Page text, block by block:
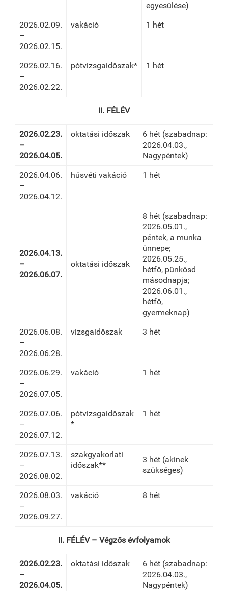
egyesülése)
2026.02.09.
–
2026.02.15.
vakáció 1 hét
2026.02.16.
–
2026.02.22.
pótvizsgaidőszak* 1 hét
II. FÉLÉV
2026.02.23.
–
2026.04.05.
oktatási időszak
6 hét (szabadnap:
2026.04.03.,
Nagypéntek)
2026.04.06.
–
2026.04.12.
húsvéti vakáció 1 hét
2026.04.13.
–
2026.06.07.
oktatási időszak
8 hét (szabadnap:
2026.05.01.,
péntek, a munka
ünnepe;
2026.05.25.,
hétfő, pünkösd
másodnapja;
2026.06.01.,
hétfő,
gyermeknap)
2026.06.08.
–
2026.06.28.
vizsgaidőszak 3 hét
2026.06.29.
–
2026.07.05.
vakáció 1 hét
2026.07.06.
–
2026.07.12.
pótvizsgaidőszak
*
1 hét
2026.07.13.
–
2026.08.02.
szakgyakorlati
időszak**
3 hét (akinek
szükséges)
2026.08.03.
–
2026.09.27.
vakáció 8 hét
II. FÉLÉV – Végzős évfolyamok
2026.02.23.
–
2026.04.05.
oktatási időszak
6 hét (szabadnap:
2026.04.03.,
Nagypéntek)